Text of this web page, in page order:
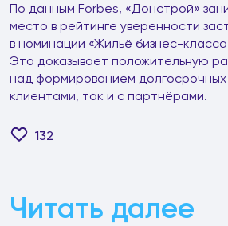
По данным Forbes, «Донстрой»
место в рейтинге уверенности
в номинации «Жильё бизнес-
Это доказывает положительную
над формированием
клиентами, так и с партнёрами.
132
Читать далее